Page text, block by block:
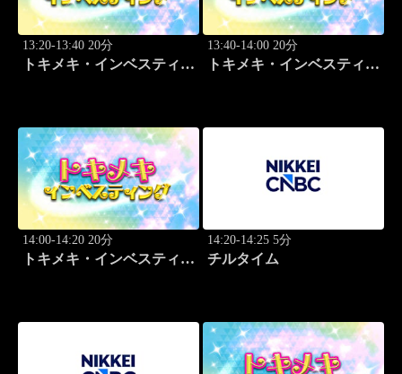
13:20-13:40 20分
トキメキ・インベスティン
13:40-14:00 20分
トキメキ・インベスティン
14:00-14:20 20分
トキメキ・インベスティン
14:20-14:25 5分
チルタイム